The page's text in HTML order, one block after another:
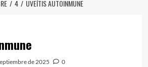
4 UVEÍTIS AUTOINMUNE
de 2025 0